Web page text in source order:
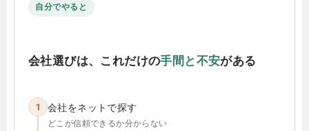
自分でやると
会社選びは、これだけの手間と不安がある
1 会社をネットで探す
どこが信頼できるか分からない